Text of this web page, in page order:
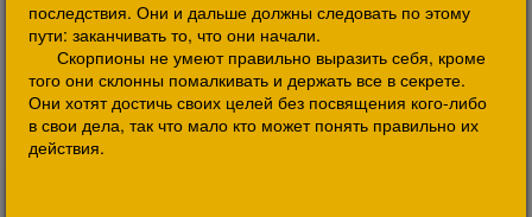
последствия. Они и дальше должны следовать по этому
пути: заканчивать то, что они начали.
Скорпионы не умеют правильно выразить себя, кроме
того они склонны помалкивать и держать все в секрете.
Они хотят достичь своих целей без посвящения кого-либо
в свои дела, так что мало кто может понять правильно их
действия.